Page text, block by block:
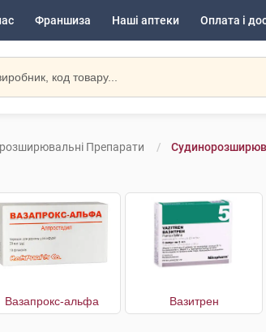
Франшиза Наші аптеки Оплата і
Препарати
Вазапрокс-альфа Вазитрен